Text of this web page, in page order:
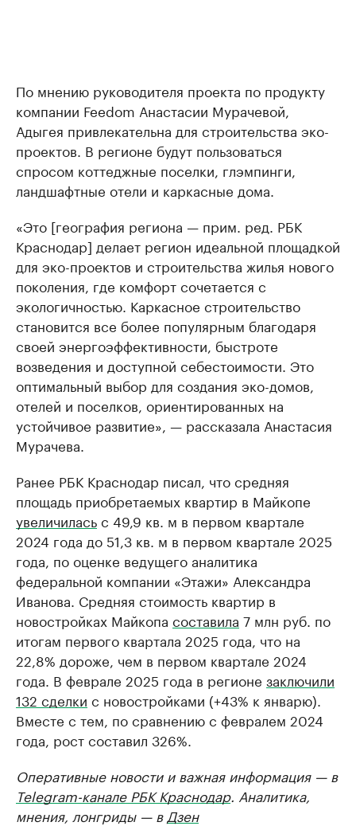
По мнению руководителя проекта по продукту
компании Feedom Анастасии Мурачевой,
Адыгея привлекательна для строительства эко-
проектов. В регионе будут пользоваться
спросом коттеджные поселки, глэмпинги,
ландшафтные отели и каркасные дома.
«Это [география региона — прим. ред. РБК
Краснодар] делает регион идеальной площадкой
для эко-проектов и строительства жилья нового
поколения, где комфорт сочетается с
экологичностью. Каркасное строительство
становится все более популярным благодаря
своей энергоэффективности, быстроте
возведения и доступной себестоимости. Это
оптимальный выбор для создания эко-домов,
отелей и поселков, ориентированных на
устойчивое развитие», — рассказала Анастасия
Мурачева.
Ранее РБК Краснодар писал, что средняя
площадь приобретаемых квартир в Майкопе
увеличиласьс 49,9 кв. м в первом квартале
2024 года до 51,3 кв. м в первом квартале 2025
года, по оценке ведущего аналитика
федеральной компании «Этажи» Александра
Иванова. Средняя стоимость квартир в
новостройках Майкопа составила 7 млн руб. по
итогам первого квартала 2025 года, что на
22,8% дороже, чем в первом квартале 2024
года. В феврале 2025 года в регионе заключили
132 сделки с новостройками (+43% к январю).
Вместе с тем, по сравнению с февралем 2024
года, рост составил 326%.
Оперативные новости и важная информация — в
Telegram-канале РБК Краснодар. Аналитика,
мнения, лонгриды — в Дзен